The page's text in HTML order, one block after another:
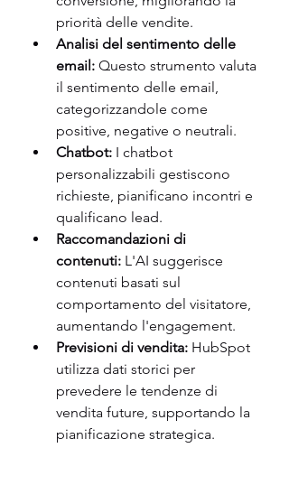
priorità delle vendite.
Analisi del sentimento delle
email: Questo strumento valuta
il sentimento delle email,
categorizzandole come
positive, negative o neutrali.
Chatbot: I chatbot
personalizzabili gestiscono
richieste, pianificano incontri e
qualificano lead.
Raccomandazioni di
contenuti: L'AI suggerisce
contenuti basati sul
comportamento del visitatore,
aumentando l'engagement.
Previsioni di vendita: HubSpot
utilizza dati storici per
prevedere le tendenze di
vendita future, supportando la
pianificazione strategica.